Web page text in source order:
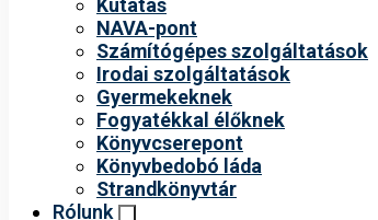
Kutatás
NAVA-pont
Számítógépes szolgáltatások
Irodai szolgáltatások
Gyermekeknek
Fogyatékkal élőknek
Könyvcserepont
Könyvbedobó láda
Strandkönyvtár
Rólunk